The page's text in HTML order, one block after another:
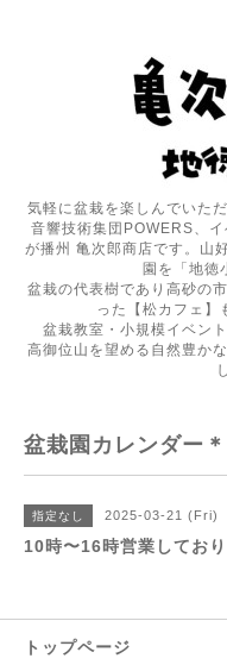
気軽に盆栽を楽しんでいた
音響技術集団POWERS、
が播州 亀次郎商店です。山
園を「地徳
盆栽の代表樹であり高砂の
った【松カフェ】
盆栽教室・小規模イベン
高御位山を望める自然豊か
盆栽園カレンダー
指定なし 2025-03-21 (Fri)
10時〜16時営業してお
トップページ